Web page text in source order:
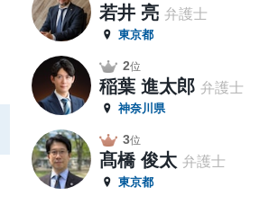
若井 亮 弁護士
東京都
2位
稲葉 進太郎 弁護士
神奈川県
3位
髙橋 俊太 弁護士
東京都